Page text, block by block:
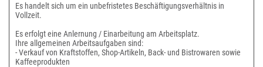
Es handelt sich um ein unbefristetes Beschäftigungsverhältnis in
Vollzeit.
Es erfolgt eine Anlernung / Einarbeitung am Arbeitsplatz.
Ihre allgemeinen Arbeitsaufgaben sind:
- Verkauf von Kraftstoffen, Shop-Artikeln, Back- und Bistrowaren sowie
Kaffeeprodukten